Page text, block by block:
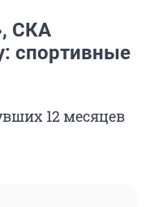
СКА
спортивные
12 месяцев